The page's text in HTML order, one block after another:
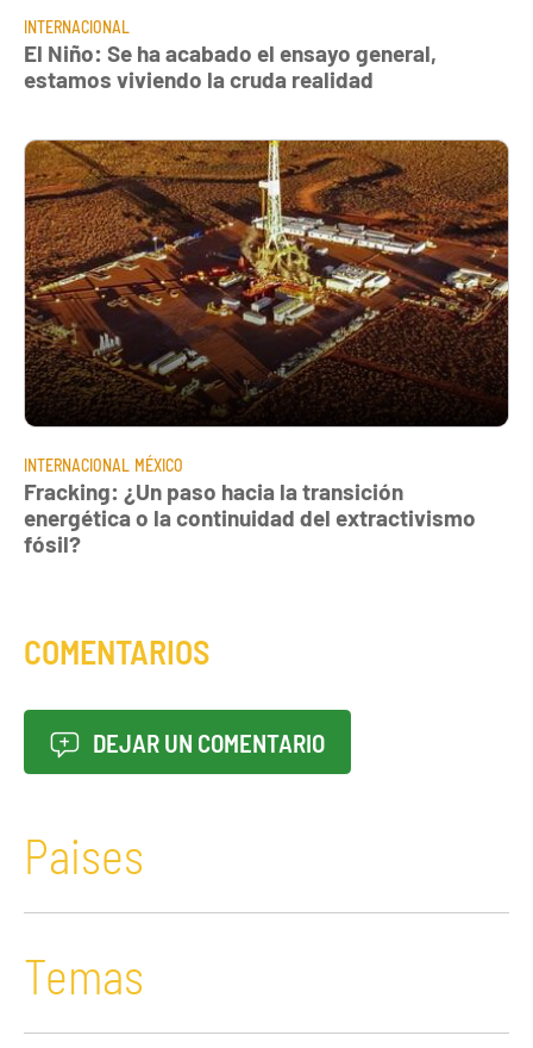
INTERNACIONAL
El Niño: Se ha acabado el ensayo general,
estamos viviendo la cruda realidad
INTERNACIONAL MÉXICO
Fracking: ¿Un paso hacia la transición
energética o la continuidad del extractivismo
fósil?
COMENTARIOS
DEJAR UN COMENTARIO
Paises
Temas